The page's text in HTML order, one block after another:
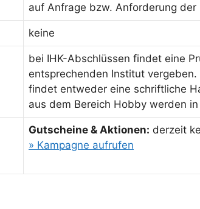
auf Anfrage bzw. Anforderung der
keine
bei IHK-Abschlüssen findet eine
entsprechenden Institut
findet entweder eine schriftliche
aus dem Bereich Hobby werden
Gutscheine & Aktionen: derzeit
» Kampagne aufrufen